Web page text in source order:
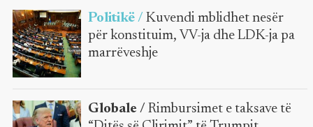
Politikë / Kuvendi mblidhet nesër
për konstituim, VV-ja dhe LDK-ja pa
marrëveshje
Globale / Rimbursimet e taksave të